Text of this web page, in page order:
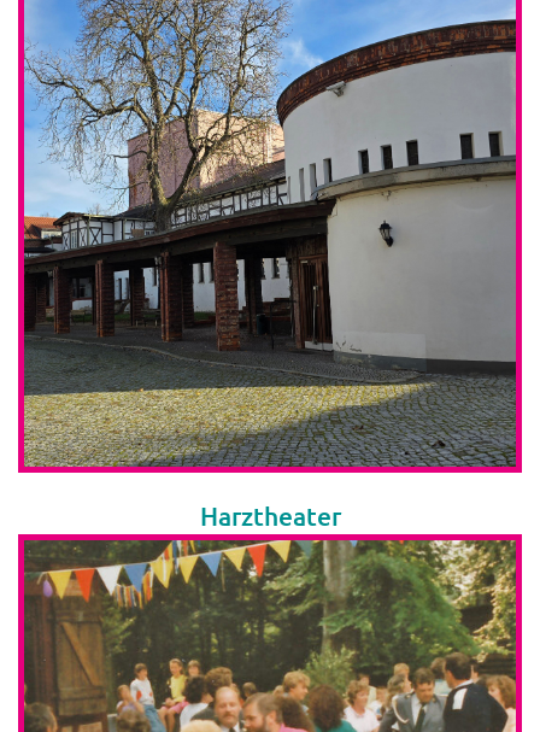
Harztheater